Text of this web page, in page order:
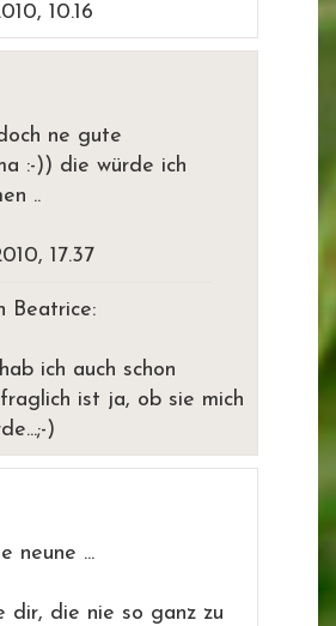
10.16
ne gute
:-)) die würde ich
..
17.37
Beatrice:
ich auch schon
ist ja, ob sie mich
)
neune ...
dir, die nie so ganz zu